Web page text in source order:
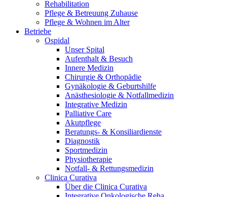
Rehabilitation
Pflege & Betreuung Zuhause
Pflege & Wohnen im Alter
Betriebe
Ospidal
Unser Spital
Aufenthalt & Besuch
Innere Medizin
Chirurgie & Orthopädie
Gynäkologie & Geburtshilfe
Anästhesiologie & Notfallmedizin
Integrative Medizin
Palliative Care
Akutpflege
Beratungs- & Konsiliardienste
Diagnostik
Sportmedizin
Physiotherapie
Notfall- & Rettungsmedizin
Clinica Curativa
Über die Clinica Curativa